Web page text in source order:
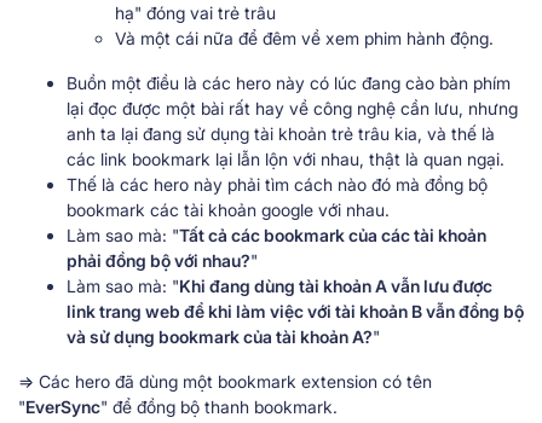
hạ" đóng vai trẻ trâu
Và một cái nữa để đêm về xem phim hành động.
Buồn một điều là các hero này có lúc đang cào bàn phím
lại đọc được một bài rất hay về công nghệ cần lưu, nhưng
anh ta lại đang sử dụng tài khoản trẻ trâu kia, và thế là
các link bookmark lại lẫn lộn với nhau, thật là quan ngại.
Thế là các hero này phải tìm cách nào đó mà đồng bộ
bookmark các tài khoản google với nhau.
Làm sao mà: "Tất cả các bookmark của các tài khoản
phải đồng bộ với nhau?"
Làm sao mà: "Khi đang dùng tài khoản A vẫn lưu được
link trang web để khi làm việc với tài khoản B vẫn đồng bộ
và sử dụng bookmark của tài khoản A?"
=> Các hero đã dùng một bookmark extension có tên
"EverSync" để đồng bộ thanh bookmark.